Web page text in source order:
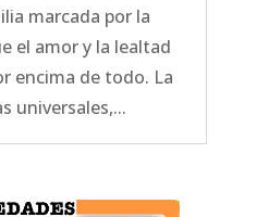
marcada por la
el amor y la lealtad
encima de todo. La
universales,...